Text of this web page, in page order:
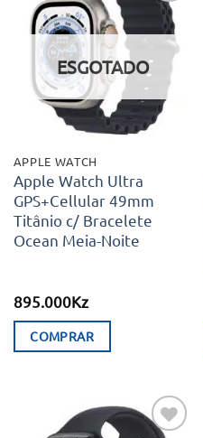
Adicionar
aos meus
desejos
ESGOTADO
APPLE WATCH
Apple Watch Ultra
GPS+Cellular 49mm
Titânio c/ Bracelete
Ocean Meia-Noite
895.000Kz
COMPRAR